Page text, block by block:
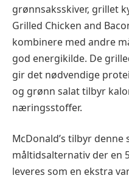
grønnsaksskiver, grillet
Grilled Chicken and
kombinere med andre
god energikilde. De
gir det nødvendige
og grønn salat tilbyr
næringsstoffer.
McDonald’s tilbyr denne
måltidsalternativ der en
leveres som en ekstra